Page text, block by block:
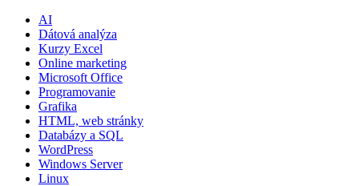
AI
Dátová analýza
Kurzy Excel
Online marketing
Microsoft Office
Programovanie
Grafika
HTML, web stránky
Databázy a SQL
WordPress
Windows Server
Linux